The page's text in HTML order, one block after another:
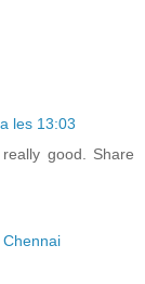
les 13:03
good. Share